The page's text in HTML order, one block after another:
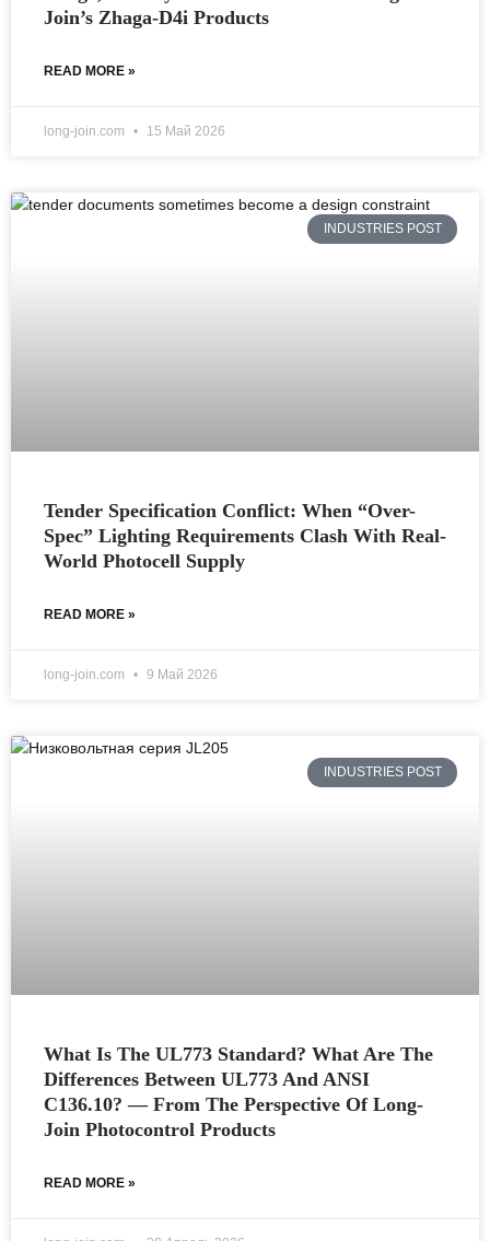
Join’s Zhaga-D4i Products
READ MORE »
long-join.com 15 Май 2026
INDUSTRIES POST
Tender Specification Conflict: When “Over-
Spec” Lighting Requirements Clash With Real-
World Photocell Supply
READ MORE »
long-join.com 9 Май 2026
INDUSTRIES POST
What Is The UL773 Standard? What Are The
Differences Between UL773 And ANSI
C136.10? — From The Perspective Of Long-
Join Photocontrol Products
READ MORE »